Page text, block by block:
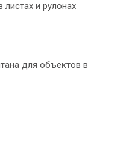
и рулонах
для объектов в